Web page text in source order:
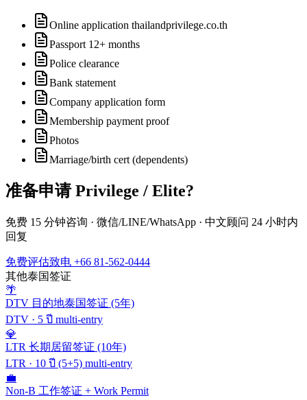
Online application thailandprivilege.co.th
Passport 12+ months
Police clearance
Bank statement
Company application form
Membership payment proof
Photos
Marriage/birth cert (dependents)
准备申请Privilege / Elite?
免费 15 分钟咨询 · 微信/LINE/WhatsApp · 中文顾问 24 小时内
回复
免费评估致电 +66 81-562-0444
其他泰国签证
🌴
DTV 目的地泰国签证 (5年)
DTV · 5 ปี multi-entry
💎
LTR 长期居留签证 (10年)
LTR · 10 ปี (5+5) multi-entry
💼
Non-B 工作签证 + Work Permit